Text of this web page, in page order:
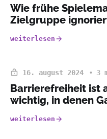
Wie frühe
Zielgruppe
weiterlesen
16. august 2024 3
Barrierefreiheit ist
wichtig, in denen
weiterlesen